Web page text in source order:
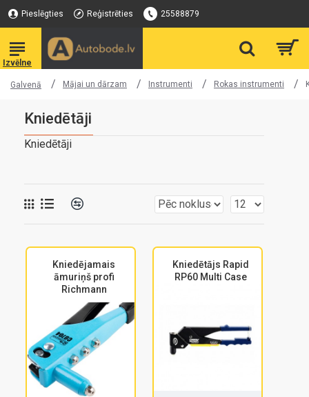
Pieslēgties Reģistrēties 25588879
Galvenā Mājai un dārzam Instrumenti Rokas instrumenti
Kniedētāji
Kniedētāji
Kniedējamais
āmuriņš profi
Richmann
Kniedētājs Rapid
RP60 Multi Case